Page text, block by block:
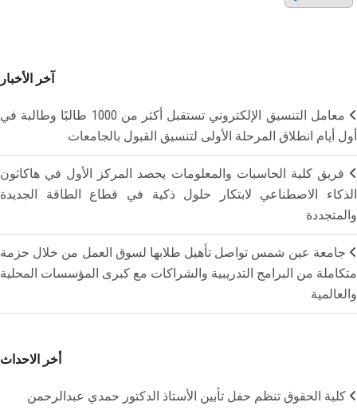
آخر الأخبار
معامل التنسيق الإلكتروني تستقبل أكثر من 1000 طالبًا وطالبة في
أول أيام انطلاق المرحلة الأولى لتنسيق القبول بالجامعات
فريق كلية الحاسبات والمعلومات يحصد المركز الأول في هاكاثون
الذكاء الاصطناعي لابتكار حلول ذكية في قطاع الطاقة الجديدة
والمتجددة
جامعة عين شمس تواصل تأهيل طلابها لسوق العمل من خلال حزمة
متكاملة من البرامج التدريبية والشراكات مع كبرى المؤسسات المحلية
والعالمية
أخر الاحداث
كلية الحقوق تنظم حفل تأبين الأستاذ الدكتور حمدي عبدالرحمن